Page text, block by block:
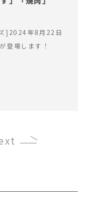
]2024年8月22日
登場します！